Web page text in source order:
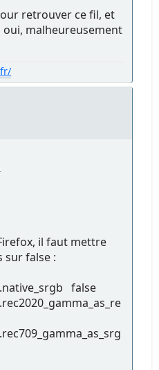
retrouver ce fil, et
oui, malheureusement
il faut mettre
sur false :
false